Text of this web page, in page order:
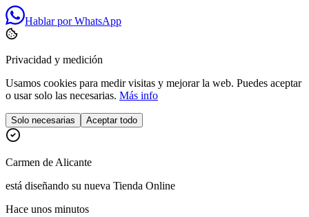
Hablar por WhatsApp
Privacidad y medición
Usamos cookies para medir visitas y mejorar la web. Puedes aceptar
o usar solo las necesarias. Más info
Solo necesarias Aceptar todo
Carmen de Alicante
está diseñando su nueva Tienda Online
Hace unos minutos